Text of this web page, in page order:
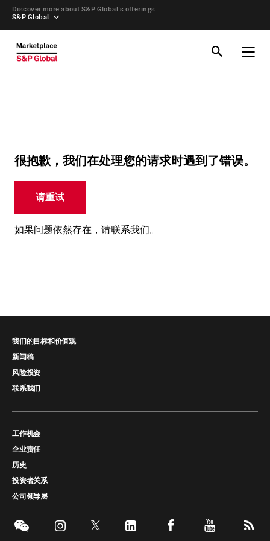
S&P Global
Discover more about S&P Global’s offerings
很抱歉，我们在处理您的请求时遇到了错误。
请重试
如果问题依然存在，请联系我们。
我们的目标和价值观
新闻稿
风险投资
联系我们
工作机会
企业责任
历史
投资者关系
公司领导层